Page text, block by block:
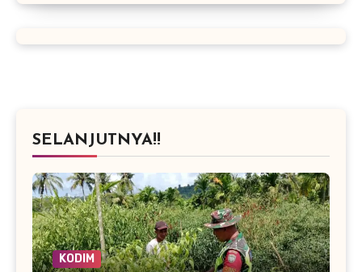
SELANJUTNYA!!
KODIM